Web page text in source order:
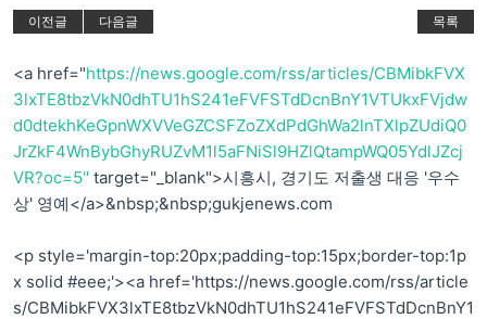
이전글 다음글 목록
<a href="https://news.google.com/rss/articles/CBMibkFVX
3lxTE8tbzVkN0dhTU1hS241eFVFSTdDcnBnY1VTUkxFVjdw
d0dtekhKeGpnWXVVeGZCSFZoZXdPdGhWa2lnTXlpZUdiQ0
JrZkF4WnBybGhyRUZvM1l5aFNiSl9HZlQtampWQ05YdlJZcj
VR?oc=5" target="_blank">시흥시, 경기도 저출생 대응 '우수
상' 영예</a>&nbsp;&nbsp;gukjenews.com
<p style='margin-top:20px;padding-top:15px;border-top:1p
x solid #eee;'><a href='https://news.google.com/rss/article
s/CBMibkFVX3lxTE8tbzVkN0dhTU1hS241eFVFSTdDcnBnY1